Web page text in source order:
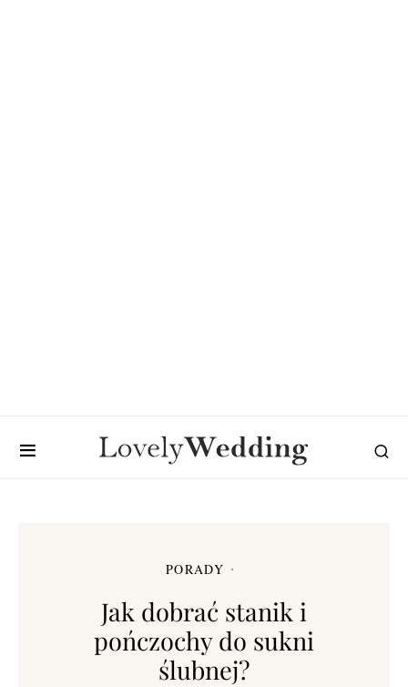
PORADY
Jak dobrać stanik i
pończochy do sukni
ślubnej?